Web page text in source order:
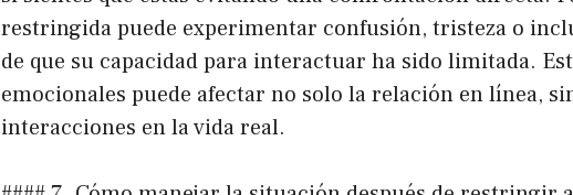
restringida puede experimentar confusión, tristeza o
de que su capacidad para interactuar ha sido limitada.
emocionales puede afectar no solo la relación en línea,
interacciones en la vida real.